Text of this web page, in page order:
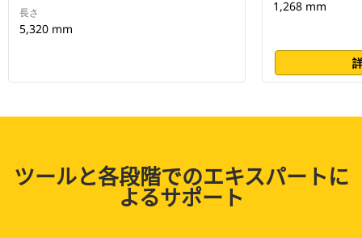
長さ
5,320 mm
1,268 mm
ツールと各段階でのエキスパートに
よるサポート